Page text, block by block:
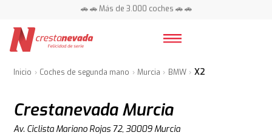
📍 Centros en toda España ⭐
📍 Centros en toda España ⭐
Inicio Coches de segunda mano Murcia BMW X2
Crestanevada Murcia
Av. Ciclista Mariano Rojas 72, 30009 Murcia